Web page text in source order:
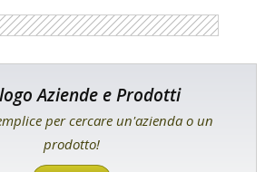
Aziende e Prodotti
per cercare un'azienda o un
prodotto!